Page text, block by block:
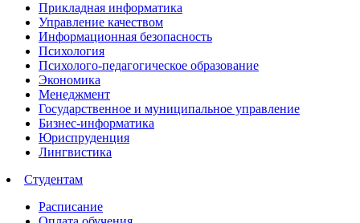
Прикладная информатика
Управление качеством
Информационная безопасность
Психология
Психолого-педагогическое образование
Экономика
Менеджмент
Государственное и муниципальное управление
Бизнес-информатика
Юриспруденция
Лингвистика
Студентам
Расписание